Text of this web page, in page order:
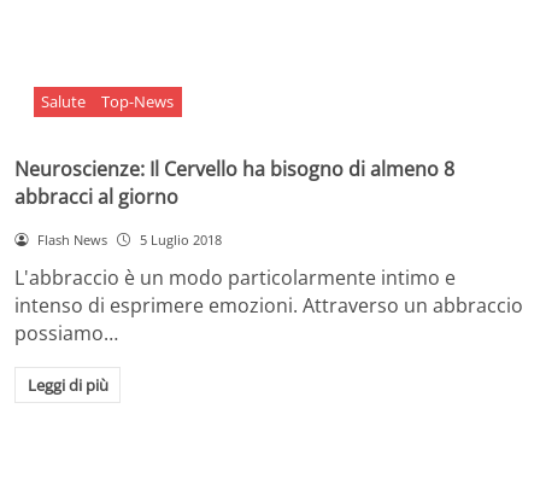
Salute Top-News
Neuroscienze: Il Cervello ha bisogno di almeno 8
abbracci al giorno
Flash News 5 Luglio 2018
L'abbraccio è un modo particolarmente intimo e
intenso di esprimere emozioni. Attraverso un abbraccio
possiamo…
Leggi di più